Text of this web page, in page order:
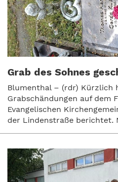
Grab des Sohnes
Blumenthal – (rdr) Kürzlich
Grabschändungen auf dem
Evangelischen
der Lindenstraße berichtet.